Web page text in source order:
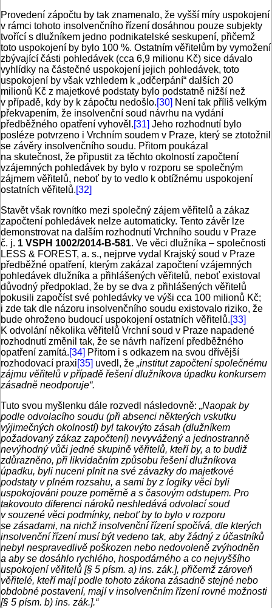
Provedení zápočtu by tak znamenalo, že vyšší míry uspokojení
v rámci tohoto insolvenčního řízení dosáhnou pouze subjekty
tvořící s dlužníkem jedno podnikatelské seskupení, přičemž
toto uspokojení by bylo 100 %. Ostatním věřitelům by vymožení
zbývající části pohledávek (cca 6,9 milio­nu Kč) sice dávalo
vyhlídky na částečné uspokojení jejich pohledávek, toto
uspokojení by však vzhledem k „odčerpání“ dalších 20
milionů Kč z majetkové podstaty bylo podstatně nižší než
v případě, kdy by k zápočtu nedošlo.[30] Není tak příliš velkým
překvapením, že insolvenční soud návrhu na vydání
předběžného opatření vyhověl.[31] Jeho rozhodnutí bylo
posléze potvrzeno i Vrchním soudem v Praze, který se ztotožnil
se závěry insolvenčního soudu. Přitom poukázal
na skutečnost, že připustit za těchto okolností započtení
vzájemných pohledávek by bylo v rozporu se společným
zájmem věřitelů, neboť by to vedlo k obtížnému uspokojení
ostatních věřitelů.[32]
Stavět však rovnítko mezi společný zájem věřitelů a zákaz
započtení pohledávek nelze automaticky. Tento závěr lze
demonstrovat na dalším rozhodnutí Vrchního soudu v Praze
č. j. 1 VSPH 1002/2014-B-581. Ve věci dlužníka – společnosti
LESS & FOREST, a. s., nejprve vydal Krajský soud v Praze
předběžné opatření, kterým zakázal započtení vzájemných
pohledávek dlužníka a přihlášených věřitelů, neboť existoval
důvodný předpoklad, že by se dva z přihlášených věřitelů
pokusili započíst své pohledávky ve výši cca 100 milionů Kč;
i zde tak dle názoru insolvenčního soudu existovalo riziko, že
bude ohroženo budoucí uspokojení ostatních věřitelů.[33]
K odvolání několika věřitelů Vrchní soud v Praze napadené
rozhodnutí změnil tak, že se návrh nařízení předběžného
opatření zamítá.[34] Přitom i s odkazem na svou dřívější
rozhodovací praxi[35] uvedl, že „institut započtení společnému
zájmu věřitelů v případě řešení dlužníkova úpadku konkursem
zásadně neodporuje“.
Tuto svou myšlenku dále rozvedl následovně: „Naopak by
podle odvolacího soudu (při absenci některých vskutku
výjimečných okolností) byl takovýto zásah (dlužníkem
požadovaný zákaz započtení) nevyvážený a jednostranně
nevýhodný vůči jedné skupině věřitelů, kteří by, a to budiž
zdůrazněno, při likvidačním způsobu řešení dlužníkova
úpadku, byli nuceni plnit na své závazky do majetkové
podstaty v plném rozsahu, a sami by z logiky věci byli
uspokojováni pouze poměrně a s časovým odstupem. Pro
takovouto diferenci nároků neshledává odvolací soud
v souzené věci podmínky, neboť by to bylo v rozporu
se zásadami, na nichž insolvenční řízení spočívá, dle kterých
insolvenční řízení musí být vedeno tak, aby žádný z účastníků
nebyl nespravedlivě poškozen nebo nedovoleně zvýhodněn
a aby se dosáhlo rychlého, hospodárného a co nejvyššího
uspokojení věřitelů [§ 5 písm. a) ins. zák.], přičemž zároveň
věřitelé, kteří mají podle tohoto zákona zásadně stejné nebo
obdobné postavení, mají v insolvenčním řízení rovné možnosti
[§ 5 písm. b) ins. zák.].“